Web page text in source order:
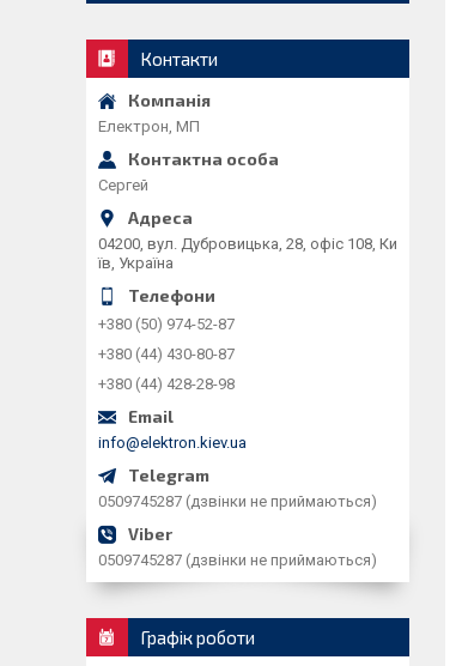
Контакти
Електрон, МП
Сергей
04200, вул. Дубровицька, 28, офіс 108, Ки
їв, Україна
+380 (50) 974-52-87
+380 (44) 430-80-87
+380 (44) 428-28-98
info@elektron.kiev.ua
0509745287 (дзвінки не приймаються)
0509745287 (дзвінки не приймаються)
Графік роботи